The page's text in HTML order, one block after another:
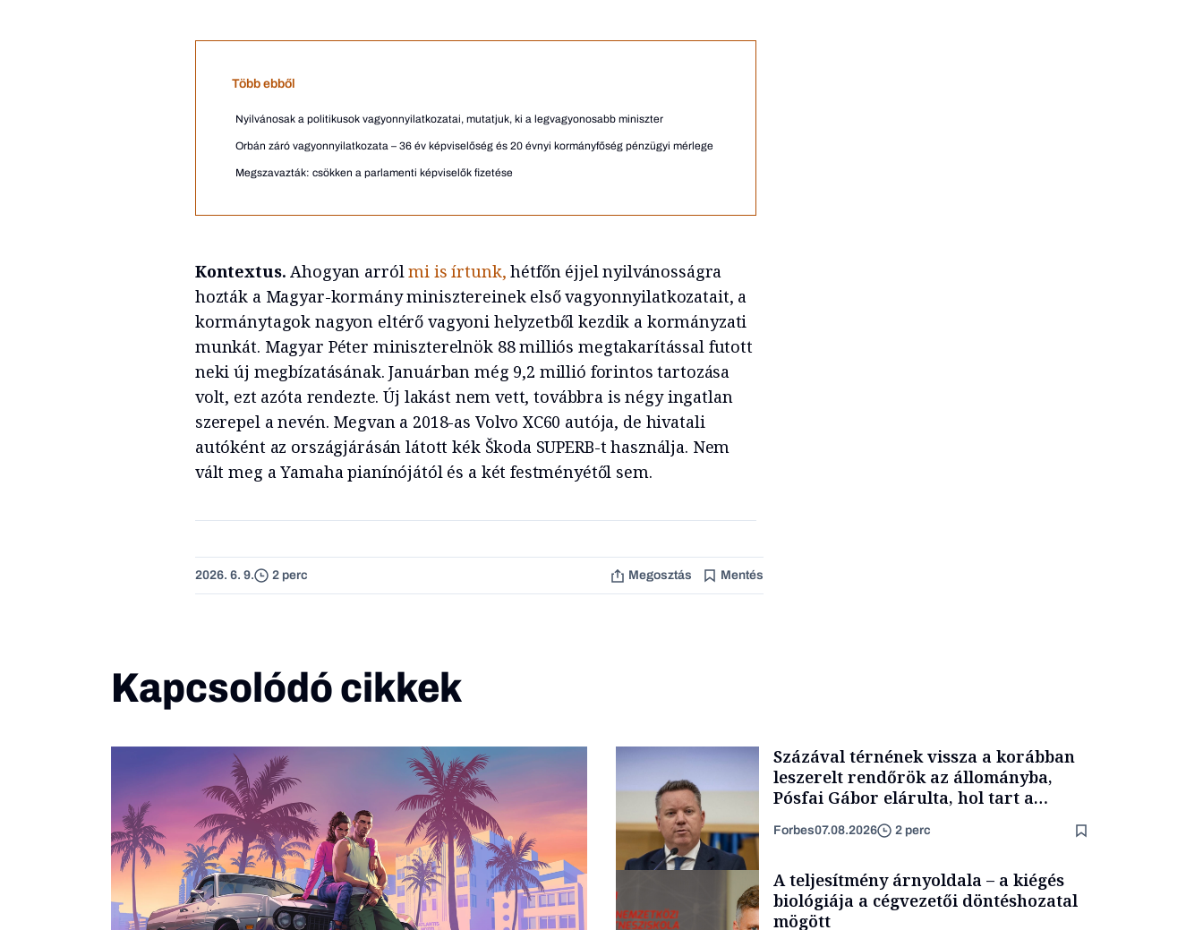
Több ebből
Nyilvánosak a politikusok vagyonnyilatkozatai, mutatjuk, ki a legvagyonosabb miniszter
Orbán záró vagyonnyilatkozata – 36 év képviselőség és 20 évnyi kormányfőség pénzügyi mérlege
Megszavazták: csökken a parlamenti képviselők fizetése
Kontextus. Ahogyan arrólmi is írtunk, hétfőn éjjel nyilvánosságra
hozták a Magyar-kormány minisztereinek első vagyonnyilatkozatait, a
kormánytagok nagyon eltérő vagyoni helyzetből kezdik a kormányzati
munkát. Magyar Péter miniszterelnök 88 milliós megtakarítással futott
neki új megbízatásának. Januárban még 9,2 millió forintos tartozása
volt, ezt azóta rendezte. Új lakást nem vett, továbbra is négy ingatlan
szerepel a nevén. Megvan a 2018-as Volvo XC60 autója, de hivatali
autóként az országjárásán látott kék Škoda SUPERB-t használja. Nem
vált meg a Yamaha pianínójától és a két festményétől sem.
2026. 6. 9. 2 perc Megosztás Mentés
Kapcsolódó cikkek
Százával térnének vissza a korábban
leszerelt rendőrök az állományba,
Pósfai Gábor elárulta, hol tart a
Forbes07.08.2026 2 perc
A teljesítmény árnyoldala – a kiégés
biológiája a cégvezetői döntéshozatal
mögött